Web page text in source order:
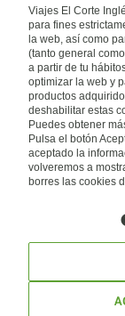
Quiénes somos
Financiación
Sostenibilidad
Turismo
Tarjeta El Corte
Trabaja con
El Corte Inglés
Canal Ético
Enlaces
Guías de viaje
Catálogos
Auto check-in
Condiciones
Política de
Política de
Accesibilidad
Empresas/
Internacional
España
Visita nuestro
Blog de Viajes
Viajes El Corte
para fines
la web, así como
(tanto general
a partir de tu
optimizar la web y
productos
deshabilitar estas
Puedes obtener
Pulsa el botón
aceptado la
volveremos a
borres las cookies